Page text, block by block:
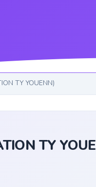
TY YOUENN)
TY